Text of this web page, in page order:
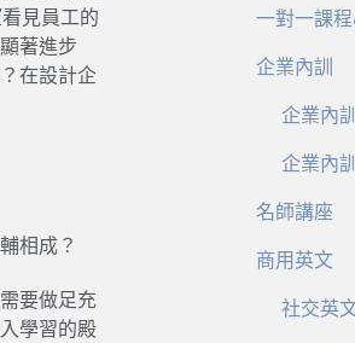
見員工的
著進步
在設計企
相成？
要做足充
學習的殿
一對一課
企業內訓
企業內
企業內
名師講座
商用英文
社交英